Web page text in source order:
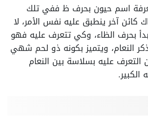
اسم حيون بحرف ظ ففي تلك
كائن آخر ينطبق عليه نفس الأمر، لا
بحرف الظاء، وكي تتعرف عليه فهو
النعام، ويتميز بكونه ذو لحم شهي
التعرف عليه بسلاسة بين النعام